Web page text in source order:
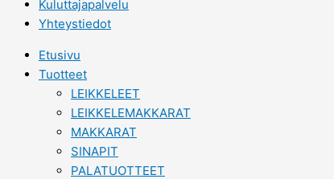
Kuluttajapalvelu
Yhteystiedot
Etusivu
Tuotteet
LEIKKELEET
LEIKKELEMAKKARAT
MAKKARAT
SINAPIT
PALATUOTTEET